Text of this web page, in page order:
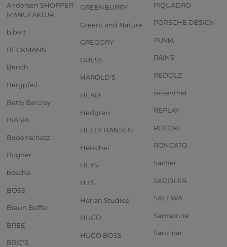
Andersen SHOPPER
MANUFAKTUR
b.belt
BECKMANN
Bench.
Bergpfeil
Betty Barclay
BIASIA
Bodenschatz
Bogner
boscha
BOSS
Braun Büffel
BREE
BRIC'S
GREENBURRY
GreenLand Nature
GREGORY
GUESS
HAROLD'S
HEAD
Hedgren
HELLY HANSEN
Herschel
HEYS
H.I.S
Horizn Studios
HUGO
HUGO BOSS
PIQUADRO
PORSCHE DESIGN
PUMA
RAINS
REDOLZ
reisenthel
REPLAY
ROECKL
RONCATO
Sacher
SADDLER
SALEWA
Samsonite
Sansibar